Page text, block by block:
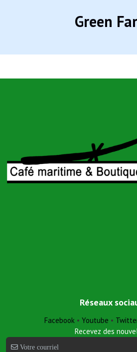
Green
Réseaux
Facebook • Youtube •
Recevez des